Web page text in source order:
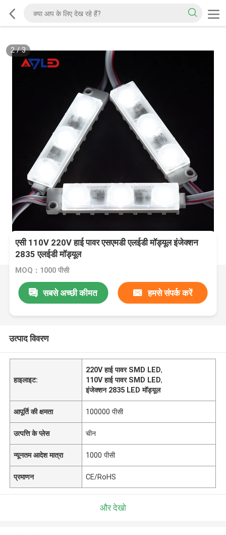
2/3
एसी 110V 220V हाई पावर एसएमडी एलईडी मॉड्यूल इंजेक्शन
2835 एलईडी मॉड्यूल
MOQ：1000 पीसी
सबसे अच्छी कीमत हमसे संपर्क करें
उत्पाद विवरण
हाइलाइट:
220V हाई पावर SMD LED,
110V हाई पावर SMD LED,
इंजेक्शन 2835 LED मॉड्यूल
आपूर्ति की क्षमता 100000 पीसी
उत्पत्ति के प्लेस चीन
न्यूनतम आदेश मात्रा 1000 पीसी
प्रमाणन CE/RoHS
और देखो